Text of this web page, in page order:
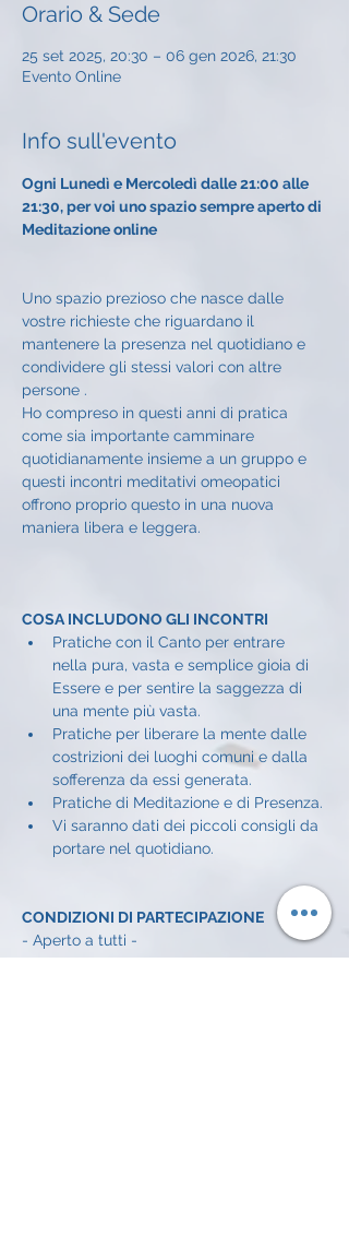
Orario & Sede
25 set 2025, 20:30 – 06 gen 2026, 21:30
Evento Online
Info sull'evento
Ogni Lunedì e Mercoledì dalle 21:00 alle
21:30, per voi uno spazio sempre aperto di
Meditazione online
Uno spazio prezioso che nasce dalle
vostre richieste che riguardano il
mantenere la presenza nel quotidiano e
condividere gli stessi valori con altre
persone .
Ho compreso in questi anni di pratica
come sia importante camminare
quotidianamente insieme a un gruppo e
questi incontri meditativi omeopatici
offrono proprio questo in una nuova
maniera libera e leggera.
COSA INCLUDONO GLI INCONTRI
Pratiche con il Canto per entrare
nella pura, vasta e semplice gioia di
Essere e per sentire la saggezza di
una mente più vasta.
Pratiche per liberare la mente dalle
costrizioni dei luoghi comuni e dalla
sofferenza da essi generata.
Pratiche di Meditazione e di Presenza.
Vi saranno dati dei piccoli consigli da
portare nel quotidiano.
CONDIZIONI DI PARTECIPAZIONE
- Aperto a tutti -